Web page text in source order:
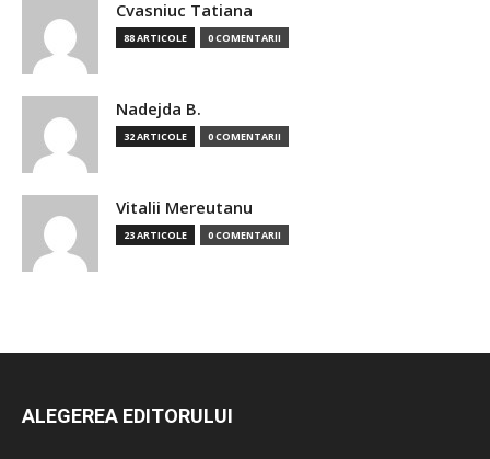
Cvasniuc Tatiana
88 ARTICOLE 0 COMENTARII
Nadejda B.
32 ARTICOLE 0 COMENTARII
Vitalii Mereutanu
23 ARTICOLE 0 COMENTARII
ALEGEREA EDITORULUI